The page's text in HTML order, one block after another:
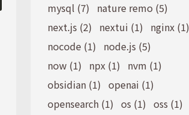
mysql (7)
nature remo (5)
next.js (2)
nextui (1)
nginx (1)
nocode (1)
node.js (5)
now (1)
npx (1)
nvm (1)
obsidian (1) openai (1)
opensearch (1) os (1) oss (1)